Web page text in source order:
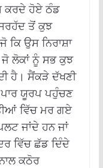
ਕਰਦੇ ਹੋਏ ਠੰਡ
ਤੋਂ ਕੁਝ
ਉਸ ਨਿਰਾਸ਼ਾ
ਜੋ ਲੋਕਾਂ ਨੂੰ ਸਭ ਕੁਝ
ਹੈ। ਸੈਂਕੜੇ ਦੱਖਣੀ
ਯੂਰਪ ਪਹੁੰਚਣ
ਵਿੱਚ ਮਰ ਗਏ
ਜਾਂਦੇ ਹਨ ਜਾਂ
ਵਿੱਚ ਛੱਡ ਦਿੰਦੇ
ਕਠੋਰ